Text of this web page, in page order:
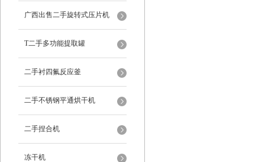
广西出售二手旋转式压片机
T二手多功能提取罐
二手衬四氟反应釜
二手不锈钢平通烘干机
二手捏合机
冻干机